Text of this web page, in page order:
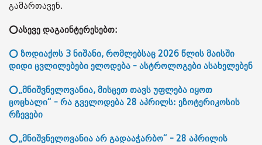
გამართავენ.
⭕ასევე დაგაინტერესებთ:
⭕ ზოდიაქოს 3 ნიშანი, რომლებსაც 2026 წლის მაისში
დიდი ცვლილებები ელოდება - ასტროლოგები ასახელებენ
⭕„მნიშვნელოვანია, მისცეთ თავს უფლება იყოთ
ცოცხალი“ - რა გველოდება 28 აპრილს: ეზოტერიკოსის
რჩევები
⭕„მნიშვნელოვანია არ გადააჭარბო“ - 28 აპრილის